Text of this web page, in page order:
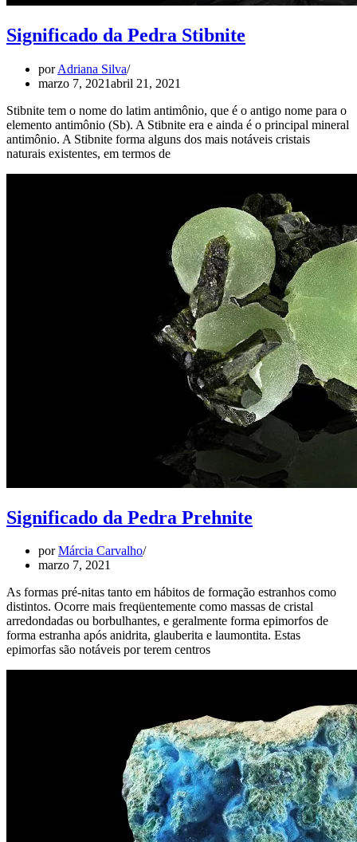
Significado da Pedra Stibnite
porAdriana Silva
marzo 7, 2021abril 21, 2021
Stibnite tem o nome do latim antimônio, que é o antigo nome para o
elemento antimônio (Sb). A Stibnite era e ainda é o principal mineral
antimônio. A Stibnite forma alguns dos mais notáveis cristais
naturais existentes, em termos de
Significado da Pedra Prehnite
porMárcia Carvalho
marzo 7, 2021
As formas pré-nitas tanto em hábitos de formação estranhos como
distintos. Ocorre mais freqüentemente como massas de cristal
arredondadas ou borbulhantes, e geralmente forma epimorfos de
forma estranha após anidrita, glauberita e laumontita. Estas
epimorfas são notáveis por terem centros